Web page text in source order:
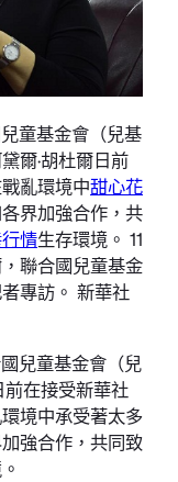
童基金會（兒基
爾·胡杜爾日前
亂環境中甜心花
界加強合作，共
情生存環境。 11
聯合國兒童基金
專訪。 新華社
兒童基金會（兒
前在接受新華社
境中承受著太多
強合作，共同致